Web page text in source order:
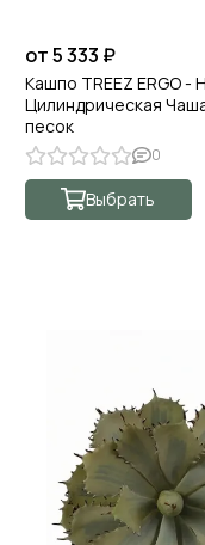
от 5 333 ₽
Кашпо TREEZ ERGO -
Цилиндрическая
песок
0
Выбрать